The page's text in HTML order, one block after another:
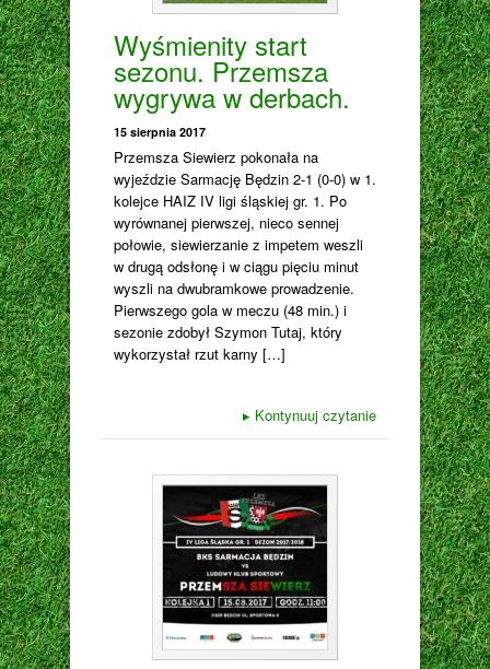
Wyśmienity start
sezonu. Przemsza
wygrywa w derbach.
15 sierpnia 2017
Przemsza Siewierz pokonała na
wyjeździe Sarmację Będzin 2-1 (0-0) w 1.
kolejce HAIZ IV ligi śląskiej gr. 1. Po
wyrównanej pierwszej, nieco sennej
połowie, siewierzanie z impetem weszli
w drugą odsłonę i w ciągu pięciu minut
wyszli na dwubramkowe prowadzenie.
Pierwszego gola w meczu (48 min.) i
sezonie zdobył Szymon Tutaj, który
wykorzystał rzut karny […]
▸ Kontynuuj czytanie